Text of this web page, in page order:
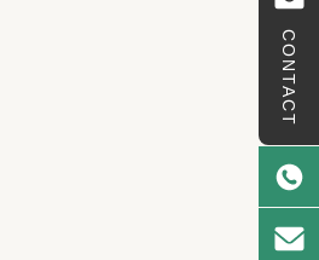
CONTACT